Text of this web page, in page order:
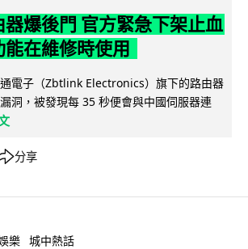
爆後門 官方緊急下架止血
在維修時使用
電子（Zbtlink Electronics）旗下的路由器
洞，被發現每 35 秒便會與中國伺服器連
分享
樂 城中熱話